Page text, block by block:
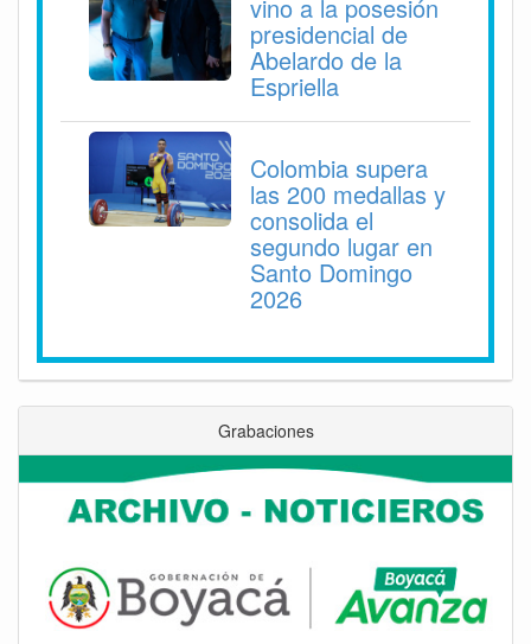
vino a la posesión
presidencial de
Abelardo de la
Espriella
Colombia supera
las 200 medallas y
consolida el
segundo lugar en
Santo Domingo
2026
Grabaciones